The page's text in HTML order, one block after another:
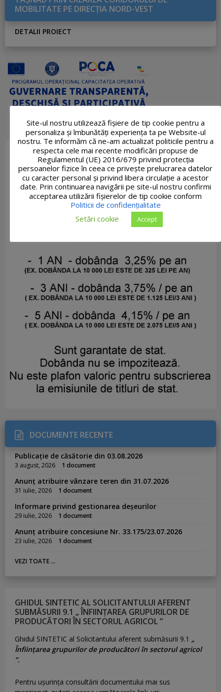
MOBILITATE PE DIRECŢIA NORD-VEST
DETALII PROIECT
DOCUMENTE RECENTE
Publicație de căsătorie din 03.08.2026
3 august, 2026 1 document
Anunț atribuire vânzare teren din 31.07.2026
31 iulie, 2026 1 document
Informare privind gestionarea deșeurilor
29 iulie, 2026 1 document
Anunț atribuire concesiune Nr. 33.175/23.07.2026
23 iulie, 2026 1 document
VEZI TOATE ...
GHIDUL SINTETIC AL SOLICITANTULUI AFERENT
SUBMĂSURII 9.1 „ ÎNFIINȚAREA GRUPURILOR DE
PRODUCĂTORI ÎN SECTORUL AGRICOL ”
Ghidul SINTETIC al Solicitantului aferent submăsurii 9.1 „
Înființarea grupurilor de producători în sectorul agricol
”.
Pentru uşurinţa consultării documentului mai sus
Site-ul nostru utilizează fişiere de tip cookie pentru a
personaliza și îmbunătăți experiența ta pe Website-ul
nostru. Te informăm că ne-am actualizat politicile pentru a
respecta cele mai recente modificări propuse de
Regulamentul (UE) 2016/679 privind protecția
persoanelor fizice în ceea ce privește prelucrarea datelor
cu caracter personal și privind libera circulație a acestor
date. Prin continuarea navigării pe site-ul nostru confirmi
acceptarea utilizării fişierelor de tip cookie conform
Politicii de confidențialitate
Setări cookie
Accept